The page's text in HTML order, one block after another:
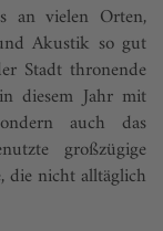
an vielen Orten,
Akustik so gut
Stadt thronende
diesem Jahr mit
auch das
großzügige
die nicht alltäglich